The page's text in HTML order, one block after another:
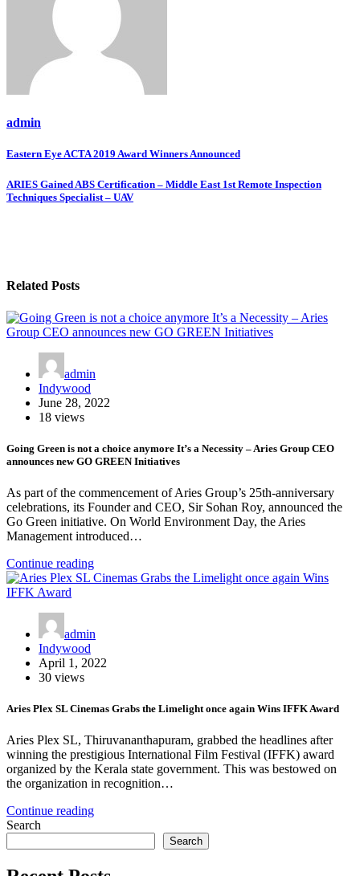
admin
Post
navigation
Eastern Eye ACTA 2019 Award Winners Announced
ARIES Gained ABS Certification – Middle East 1st Remote Inspection
Techniques Specialist – UAV
Related Posts
admin
Indywood
June 28, 2022
18 views
Going Green is not a choice anymore It’s a Necessity – Aries Group CEO
announces new GO GREEN Initiatives
As part of the commencement of Aries Group’s 25th-anniversary
celebrations, its Founder and CEO, Sir Sohan Roy, announced the
Go Green initiative. On World Environment Day, the Aries
Management introduced…
Continue reading
admin
Indywood
April 1, 2022
30 views
Aries Plex SL Cinemas Grabs the Limelight once again Wins IFFK Award
Aries Plex SL, Thiruvananthapuram, grabbed the headlines after
winning the prestigious International Film Festival (IFFK) award
organized by the Kerala state government. This was bestowed on
the organization in recognition…
Continue reading
Search
Search